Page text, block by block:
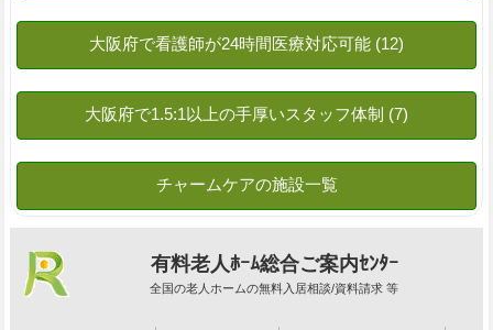
有料老人ﾎｰﾑ総合ご案内ｾﾝﾀｰ
全国の老人ホームの無料入居相談/資料請求 等